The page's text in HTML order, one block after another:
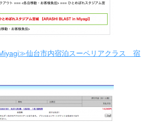
仙台市内宿泊スーペリアクラス 宿